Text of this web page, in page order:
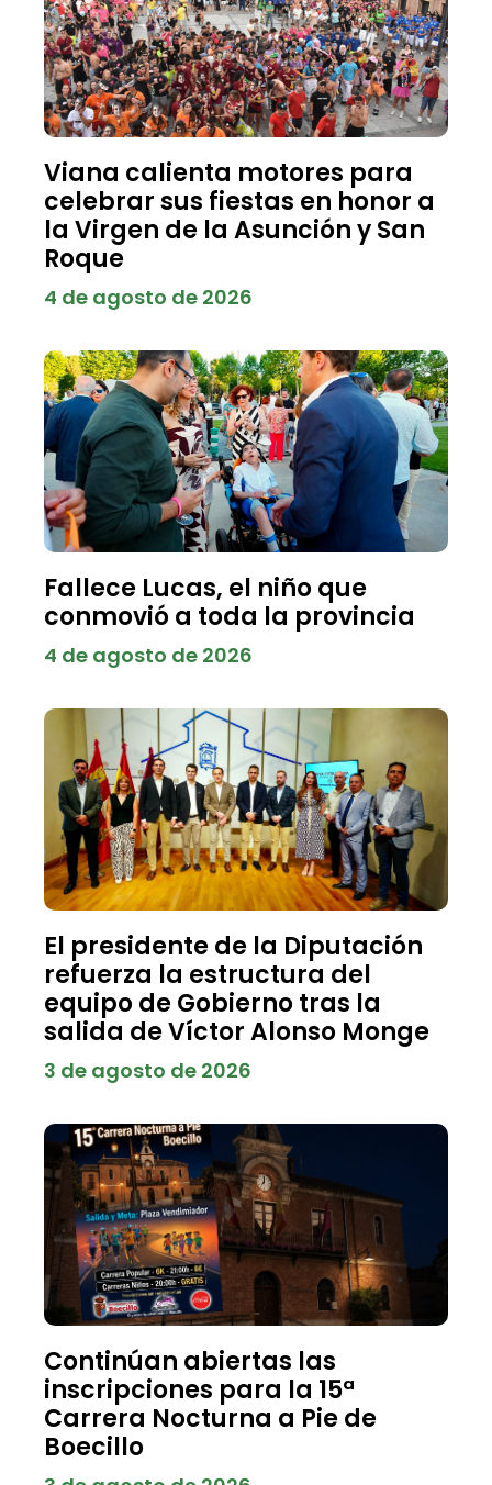
Viana calienta motores para
celebrar sus fiestas en honor a
la Virgen de la Asunción y San
Roque
4 de agosto de 2026
Fallece Lucas, el niño que
conmovió a toda la provincia
4 de agosto de 2026
El presidente de la Diputación
refuerza la estructura del
equipo de Gobierno tras la
salida de Víctor Alonso Monge
3 de agosto de 2026
Continúan abiertas las
inscripciones para la 15ª
Carrera Nocturna a Pie de
Boecillo